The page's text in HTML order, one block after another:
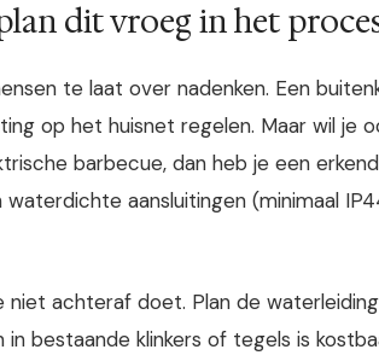
dit vroeg in het
te laat over nadenken. Een
op het huisnet regelen. Maar wil je
barbecue, dan heb je een
waterdichte aansluitingen (minimaal
niet achteraf doet. Plan de
in bestaande klinkers of tegels is